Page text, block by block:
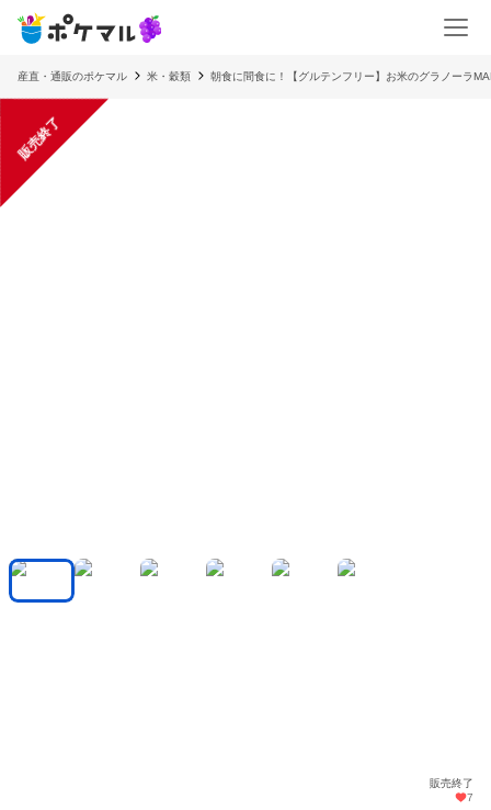
産直・通販のポケマル 米・穀類 朝食に間食に！【グルテンフリー】お米のグラノーラ
販売終了
販売終了
7